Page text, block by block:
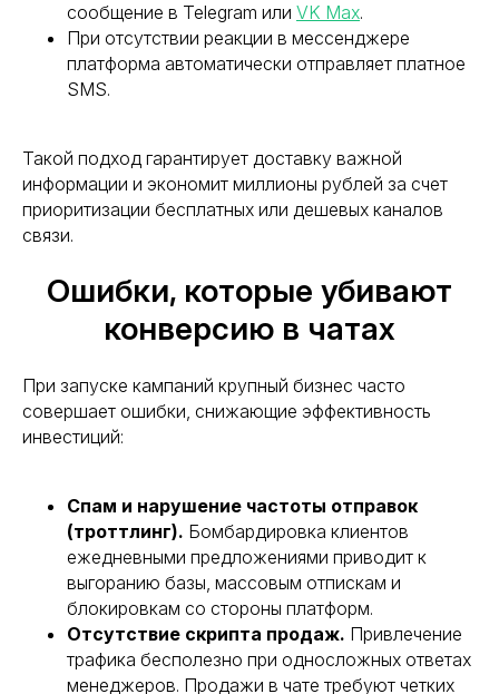
сообщение в Telegram или VK Max.
При отсутствии реакции в мессенджере
платформа автоматически отправляет платное
SMS.
Такой подход гарантирует доставку важной
информации и экономит миллионы рублей за счет
приоритизации бесплатных или дешевых каналов
связи.
Ошибки, которые убивают
конверсию в чатах
При запуске кампаний крупный бизнес часто
совершает ошибки, снижающие эффективность
инвестиций:
Спам и нарушение частоты отправок
(троттлинг). Бомбардировка клиентов
ежедневными предложениями приводит к
выгоранию базы, массовым отпискам и
блокировкам со стороны платформ.
Отсутствие скрипта продаж. Привлечение
трафика бесполезно при односложных ответах
менеджеров. Продажи в чате требуют четких